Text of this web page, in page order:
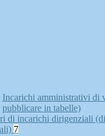
Incarichi amministrativi di
pubblicare in tabelle)
di incarichi dirigenziali
7